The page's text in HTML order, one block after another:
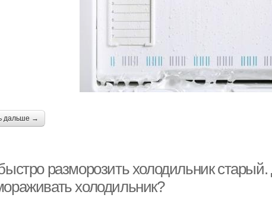
дальше →
разморозить холодильник старый.
холодильник?